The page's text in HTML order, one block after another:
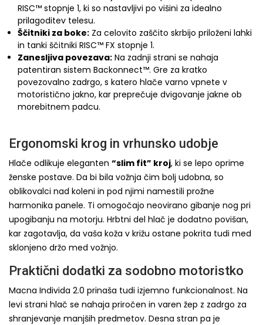
RISC™ stopnje 1, ki so nastavljivi po višini za idealno
prilagoditev telesu.
Ščitniki za boke: Za celovito zaščito skrbijo priloženi lahki
in tanki ščitniki RISC™ FX stopnje 1.
Zanesljiva povezava: Na zadnji strani se nahaja
patentiran sistem Backonnect™. Gre za kratko
povezovalno zadrgo, s katero hlače varno vpnete v
motoristično jakno, kar preprečuje dvigovanje jakne ob
morebitnem padcu.
Ergonomski krog in vrhunsko udobje
Hlače odlikuje eleganten “slim fit” kroj, ki se lepo oprime
ženske postave. Da bi bila vožnja čim bolj udobna, so
oblikovalci nad koleni in pod njimi namestili prožne
harmonika panele. Ti omogočajo neovirano gibanje nog pri
upogibanju na motorju. Hrbtni del hlač je dodatno povišan,
kar zagotavlja, da vaša koža v križu ostane pokrita tudi med
sklonjeno držo med vožnjo.
Praktični dodatki za sodobno motoristko
Macna Individa 2.0 prinaša tudi izjemno funkcionalnost. Na
levi strani hlač se nahaja priročen in varen žep z zadrgo za
shranjevanje manjših predmetov. Desna stran pa je